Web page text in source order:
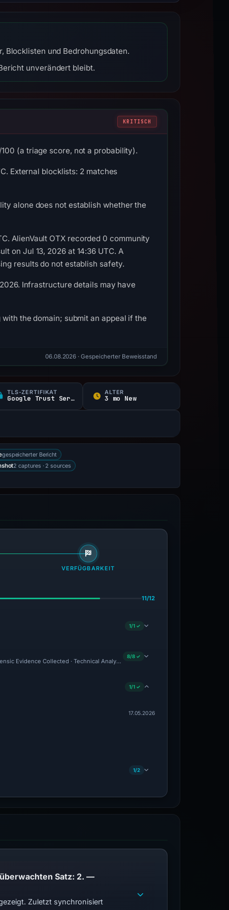
Blocklisten und Bedrohungsdaten.
unverändert bleibt.
KRITISCH
(a triage score, not a probability).
External blocklists: 2 matches
alone does not establish whether the
AlienVault OTX recorded 0 community
on Jul 13, 2026 at 14:36 UTC. A
results do not establish safety.
Infrastructure details may have
the domain; submit an appeal if the
06.08.2026 · Gespeicherter Beweisstand
TLS-ZERTIFIKAT
Google Trust Services
ALTER
3 mo New
gespeicherter Bericht
2 captures · 2 sources
VERFÜGBARKEIT
11/12
1/1 ✓
Evidence Collected · Technical Analysis Recorded
8/8 ✓
1/1 ✓
17.05.2026
1/2
PhishDestroy listet diese Domain auf; Übereinstimmungen der öffentlichen Blockliste im überwachten Satz: 2. —
Zuletzt synchronisiert